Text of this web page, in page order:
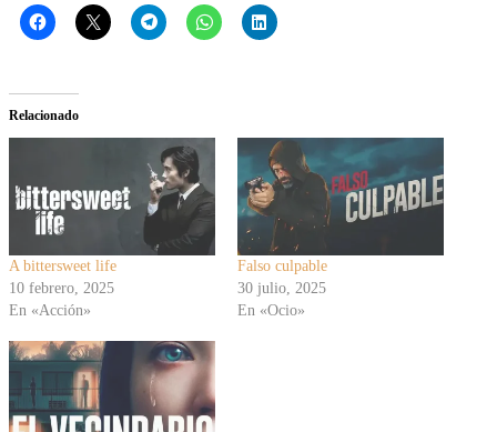
Relacionado
A bittersweet life
10 febrero, 2025
En «Acción»
Falso culpable
30 julio, 2025
En «Ocio»